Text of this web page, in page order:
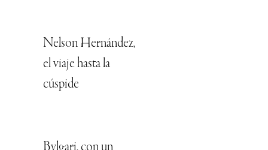
Nelson Hernández,
el viaje hasta la
cúspide